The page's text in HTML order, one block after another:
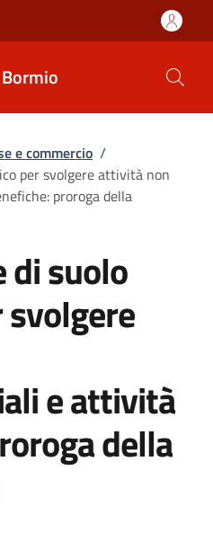
e commercio /
per svolgere attività non
proroga della
di suolo
e attività
della